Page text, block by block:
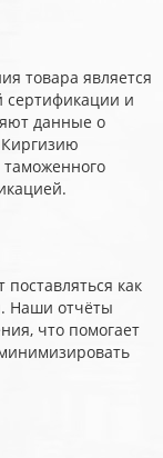
товара является
сертификации и
данные о
таможенного
как
Наши отчёты
что помогает